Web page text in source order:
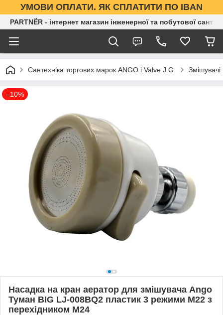
УМОВИ ОПЛАТИ. ЯК СПЛАТИТИ ПО IBAN
PARTNЁR - інтернет магазин інженерної та побутової
Сантехніка торгових марок ANGO і Valve J.G. Змішувачі
–10%
Насадка на кран аератор для змішувача Ango
Туман BIG LJ-008BQ2 пластик 3 режими М22 з
перехідником М24